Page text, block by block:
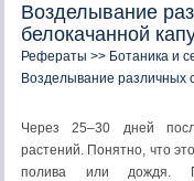
Возделывание
белокачанной
Рефераты >> Ботаника и
Возделывание различных
Через 25–30 дней
растений. Понятно, что
полива или дождя.